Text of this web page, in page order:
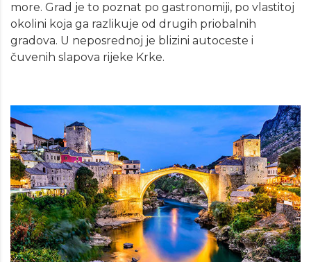
more. Grad je to poznat po gastronomiji, po vlastitoj
okolini koja ga razlikuje od drugih priobalnih
gradova. U neposrednoj je blizini autoceste i
čuvenih slapova rijeke Krke.